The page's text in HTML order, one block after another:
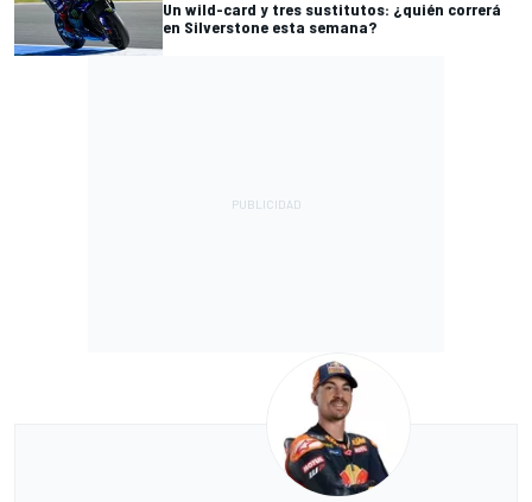
Un wild-card y tres sustitutos: ¿quién correrá
en Silverstone esta semana?